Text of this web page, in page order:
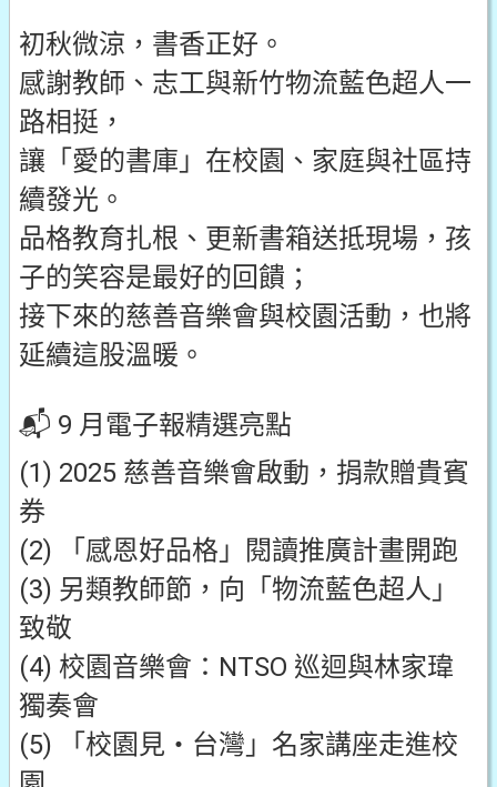
初秋微涼，書香正好。
感謝教師、志工與新竹物流藍色超人一
路相挺，
讓「愛的書庫」在校園、家庭與社區持
續發光。
品格教育扎根、更新書箱送抵現場，孩
子的笑容是最好的回饋；
接下來的慈善音樂會與校園活動，也將
延續這股溫暖。
📬 9 月電子報精選亮點
(1) 2025 慈善音樂會啟動，捐款贈貴賓
券
(2) 「感恩好品格」閱讀推廣計畫開跑
(3) 另類教師節，向「物流藍色超人」
致敬
(4) 校園音樂會：NTSO 巡迴與林家瑋
獨奏會
(5) 「校園見・台灣」名家講座走進校